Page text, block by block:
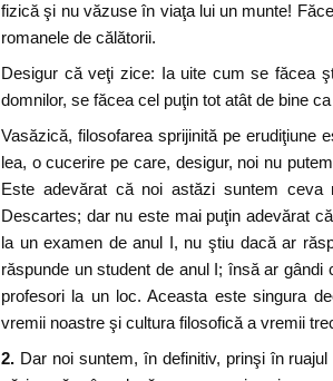
fizică şi nu văzuse în viaţa lui un munte!
romanele de călătorii.
Desigur că veţi zice: Ia uite cum se făcea
domnilor, se făcea cel puţin tot atât de bine
Vasăzică, filosofarea sprijinită pe erudiţiune
lea, o cucerire pe care, desigur, noi nu
Este adevărat că noi astăzi suntem
Descartes; dar nu este mai puţin adevărat
la un examen de anul I, nu ştiu dacă ar
răspunde un student de anul I; însă ar
profesori la un loc. Aceasta este singura
vremii noastre şi cultura filosofică a vremii
2. Dar noi suntem, în definitiv, prinşi în